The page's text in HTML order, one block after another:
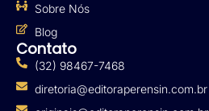
Sobre Nós
Blog
Contato
(32) 98467-7468
diretoria@editoraperensin.com.br